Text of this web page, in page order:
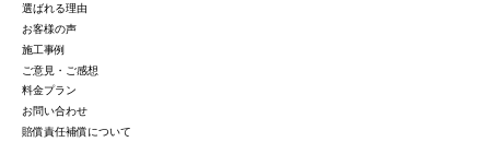
選ばれる理由
お客様の声
施工事例
ご意見・ご感想
料金プラン
お問い合わせ
賠償責任補償について